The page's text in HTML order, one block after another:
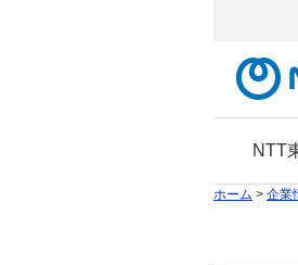
NTT
ホーム > 企業